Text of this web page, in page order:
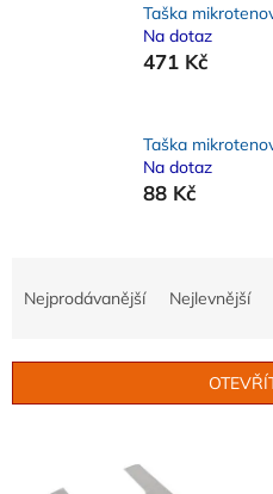
Taška
Na dotaz
471 Kč
Taška
Na dotaz
88 Kč
í
Nejprodávanější Nejlevnější